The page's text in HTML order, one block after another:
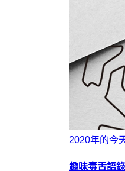
2020年的今
趣味毒舌語